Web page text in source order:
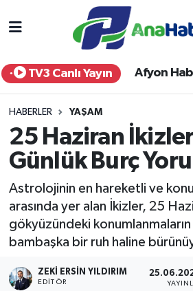
TV3 Canlı Yayın Afyon
HABERLER YAŞAM
25 Haziran
Günlük Burç
Astrolojinin en hareketli ve
arasında yer alan İkizler, 25
gökyüzündeki
bambaşka bir ruh haline
ZEKI ERSIN YILDIRIM
EDITÖR
Yurt Haber
Afyon Haber
Siyaset
Spor
Eğitim
Afyonkarahisar Nöbetçi
Afyonkarahisar Hava Durumu
Afyonkarahisar Namaz
Afyonkarahisar Trafik
Süper Lig Puan Durumu ve
Tüm Manşetler